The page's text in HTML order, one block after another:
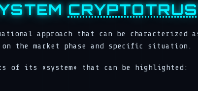
approach that can be characterized
on the market phase and specific situation.
of its «system» that can be highlighted: